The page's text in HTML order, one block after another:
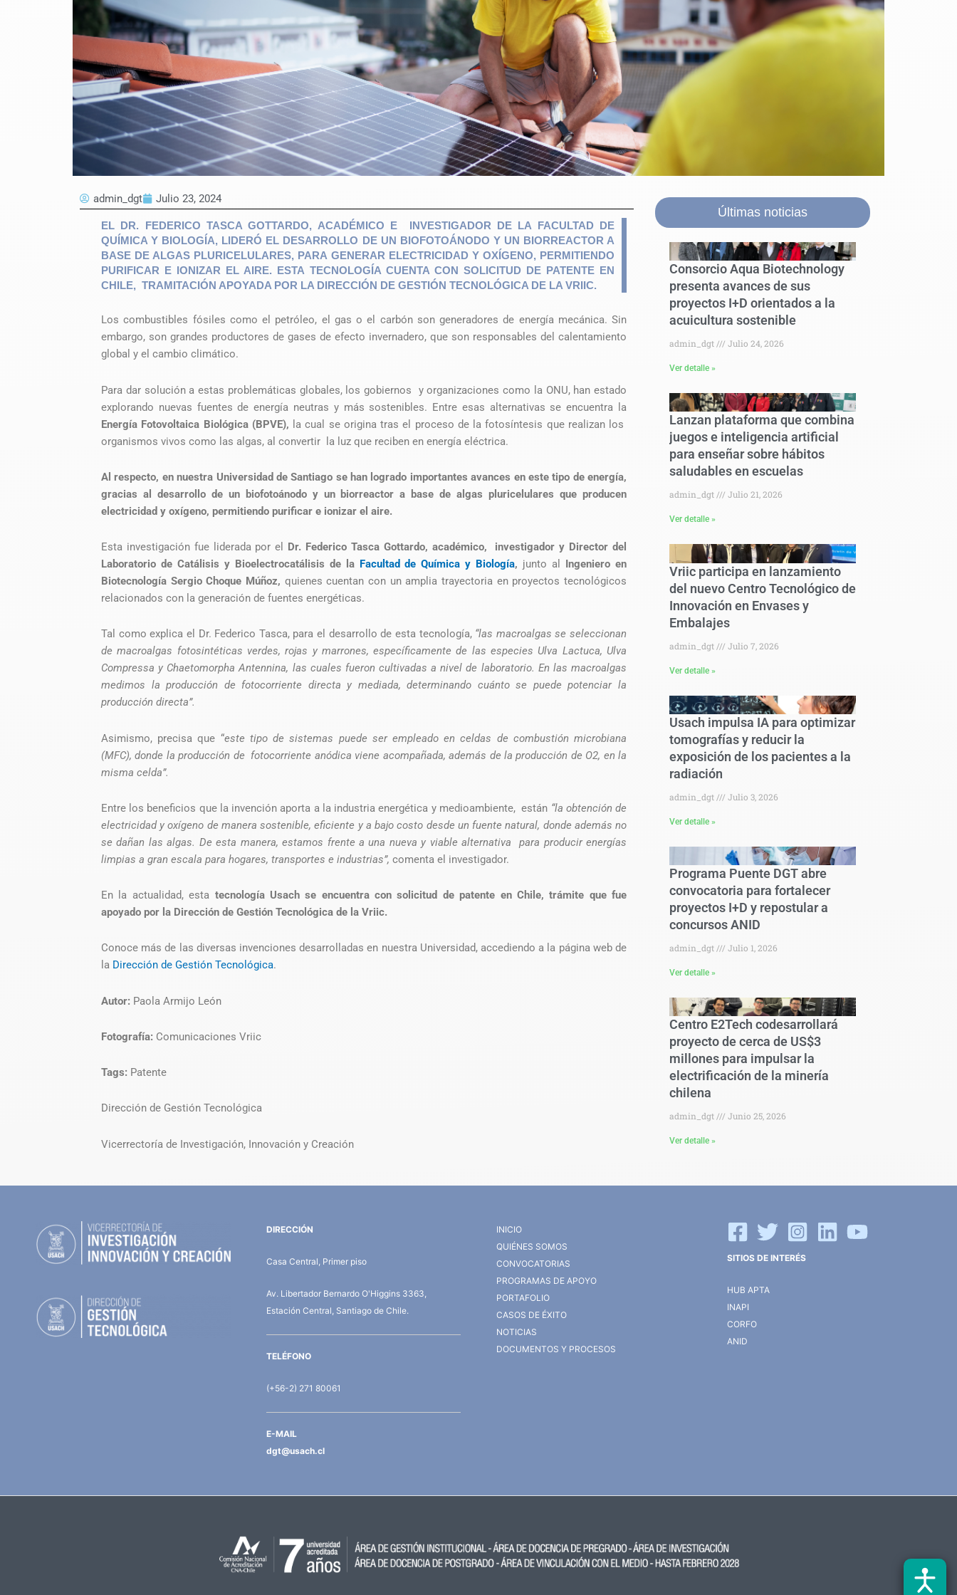
admin_dgt Julio 23, 2024
EL DR. FEDERICO TASCA GOTTARDO, ACADÉMICO E INVESTIGADOR DE LA FACULTAD DE
QUÍMICA Y BIOLOGÍA, LIDERÓ EL DESARROLLO DE UN BIOFOTOÁNODO Y UN BIORREACTOR A
BASE DE ALGAS PLURICELULARES, PARA GENERAR ELECTRICIDAD Y OXÍGENO, PERMITIENDO
PURIFICAR E IONIZAR EL AIRE. ESTA TECNOLOGÍA CUENTA CON SOLICITUD DE PATENTE EN
CHILE, TRAMITACIÓN APOYADA POR LA DIRECCIÓN DE GESTIÓN TECNOLÓGICA DE LA VRIIC.
Los combustibles fósiles como el petróleo, el gas o el carbón son generadores de energía mecánica. Sin
embargo, son grandes productores de gases de efecto invernadero, que son responsables del calentamiento
global y el cambio climático.
Para dar solución a estas problemáticas globales, los gobiernos y organizaciones como la ONU, han estado
explorando nuevas fuentes de energía neutras y más sostenibles. Entre esas alternativas se encuentra la
Energía Fotovoltaica Biológica (BPVE),
la cual se origina tras el proceso de la fotosíntesis que realizan los
organismos vivos como las algas, al convertir la luz que reciben en energía eléctrica.
Al respecto, en nuestra Universidad de Santiago se han logrado importantes avances en este tipo de energía,
gracias al desarrollo de un biofotoánodo y un biorreactor a base de algas pluricelulares que producen
electricidad y oxígeno, permitiendo purificar e ionizar el aire.
Esta investigación fue liderada por el Dr. Federico Tasca Gottardo, académico, investigador y Director del
Laboratorio de Catálisis y Bioelectrocatálisis de la Facultad de Química y Biología, junto al Ingeniero en
Biotecnología Sergio Choque Múñoz, quienes cuentan con un amplia trayectoria en proyectos tecnológicos
relacionados con la generación de fuentes energéticas.
Tal como explica el Dr. Federico Tasca, para el desarrollo de esta tecnología, “las macroalgas se seleccionan
de macroalgas fotosintéticas verdes, rojas y marrones, específicamente de las especies Ulva Lactuca, Ulva
Compressa y Chaetomorpha Antennina, las cuales fueron cultivadas a nivel de laboratorio. En las macroalgas
medimos la producción de fotocorriente directa y mediada, determinando cuánto se puede potenciar la
producción directa”.
Asimismo, precisa que “este tipo de sistemas puede ser empleado en celdas de combustión microbiana
(MFC), donde la producción de fotocorriente anódica viene acompañada, además de la producción de O2, en la
misma celda”.
Entre los beneficios que la invención aporta a la industria energética y medioambiente, están “la obtención de
electricidad y oxígeno de manera sostenible, eficiente y a bajo costo desde un fuente natural, donde además no
se dañan las algas. De esta manera, estamos frente a una nueva y viable alternativa para producir energías
limpias a gran escala para hogares, transportes e industrias”, comenta el investigador.
En la actualidad, esta tecnología Usach se encuentra con solicitud de patente en Chile, trámite que fue
apoyado por la Dirección de Gestión Tecnológica de la Vriic.
Conoce más de las diversas invenciones desarrolladas en nuestra Universidad, accediendo a la página web de
la Dirección de Gestión Tecnológica.
Autor: Paola Armijo León
Fotografía: Comunicaciones Vriic
Tags: Patente
Dirección de Gestión Tecnológica
Vicerrectoría de Investigación, Innovación y Creación
Últimas noticias
Consorcio Aqua Biotechnology
presenta avances de sus
proyectos I+D orientados a la
acuicultura sostenible
admin_dgt Julio 24, 2026
Ver detalle »
Lanzan plataforma que combina
juegos e inteligencia artificial
para enseñar sobre hábitos
saludables en escuelas
admin_dgt Julio 21, 2026
Ver detalle »
Vriic participa en lanzamiento
del nuevo Centro Tecnológico de
Innovación en Envases y
Embalajes
admin_dgt Julio 7, 2026
Ver detalle »
Usach impulsa IA para optimizar
tomografías y reducir la
exposición de los pacientes a la
radiación
admin_dgt Julio 3, 2026
Ver detalle »
Programa Puente DGT abre
convocatoria para fortalecer
proyectos I+D y repostular a
concursos ANID
admin_dgt Julio 1, 2026
Ver detalle »
Centro E2Tech codesarrollará
proyecto de cerca de US$3
millones para impulsar la
electrificación de la minería
chilena
admin_dgt Junio 25, 2026
Ver detalle »
DIRECCIÓN
Casa Central, Primer piso
Av. Libertador Bernardo O'Higgins 3363,
Estación Central, Santiago de Chile.
TELÉFONO
(+56-2) 271 80061
E-MAIL
dgt@usach.cl
INICIO
QUIÉNES SOMOS
CONVOCATORIAS
PROGRAMAS DE APOYO
PORTAFOLIO
CASOS DE ÉXITO
NOTICIAS
DOCUMENTOS Y PROCESOS
SITIOS DE INTERÉS
HUB APTA
INAPI
CORFO
ANID